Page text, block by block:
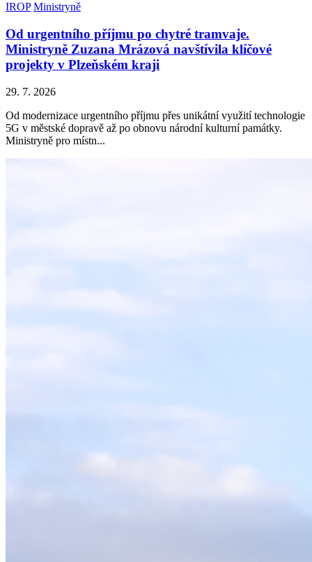
IROP Ministryně
Od urgentního příjmu po chytré tramvaje.
Ministryně Zuzana Mrázová navštívila klíčové
projekty v Plzeňském kraji
29. 7. 2026
Od modernizace urgentního příjmu přes unikátní využití technologie
5G v městské dopravě až po obnovu národní kulturní památky.
Ministryně pro místn...